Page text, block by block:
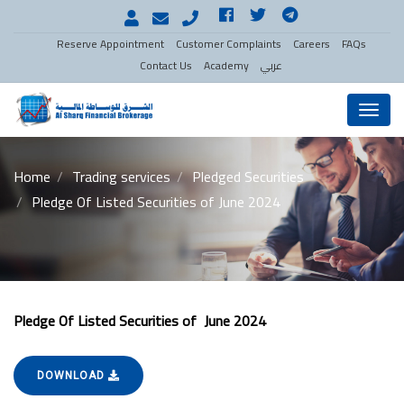
Reserve Appointment Customer Complaints Careers
FAQs
Contact Us
Academy عربي
Menu
Home Trading services
Pledged Securities
Pledge Of Listed Securities of June 2024
Pledge Of Listed Securities of June 2024
DOWNLOAD